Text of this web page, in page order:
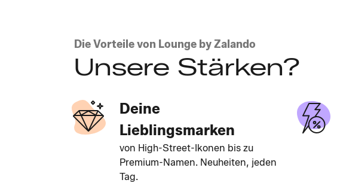
Die Vorteile von Lounge by Zalando
Unsere Stärken?
Deine
Lieblingsmarken
von High-Street-Ikonen bis zu
Premium-Namen. Neuheiten, jeden
Tag.